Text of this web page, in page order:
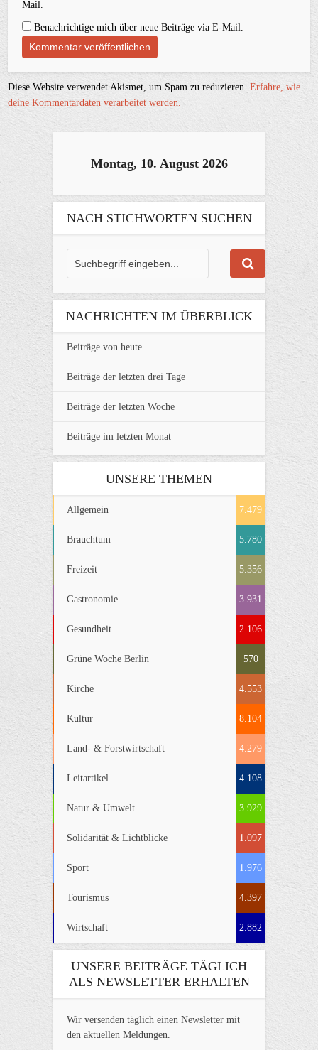
Mail.
Benachrichtige mich über neue Beiträge via E-Mail.
Diese Website verwendet Akismet, um Spam zu reduzieren.Erfahre, wie
deine Kommentardaten verarbeitet werden.
Montag, 10. August 2026
NACH STICHWORTEN SUCHEN
NACHRICHTEN IM ÜBERBLICK
Beiträge von heute
Beiträge der letzten drei Tage
Beiträge der letzten Woche
Beiträge im letzten Monat
UNSERE THEMEN
Allgemein 7.479
Brauchtum 5.780
Freizeit 5.356
Gastronomie 3.931
Gesundheit 2.106
Grüne Woche Berlin 570
Kirche 4.553
Kultur 8.104
Land- & Forstwirtschaft 4.279
Leitartikel 4.108
Natur & Umwelt 3.929
Solidarität & Lichtblicke 1.097
Sport 1.976
Tourismus 4.397
Wirtschaft 2.882
UNSERE BEITRÄGE TÄGLICH
ALS NEWSLETTER ERHALTEN
Wir versenden täglich einen Newsletter mit
den aktuellen Meldungen.